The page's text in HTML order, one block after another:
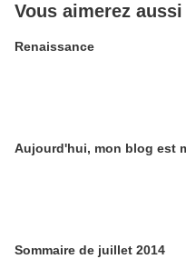
Vous aimerez aussi
Renaissance
Aujourd'hui, mon blog est
Sommaire de juillet 2014